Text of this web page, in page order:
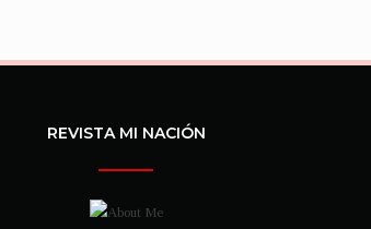
REVISTA MI NACIÓN